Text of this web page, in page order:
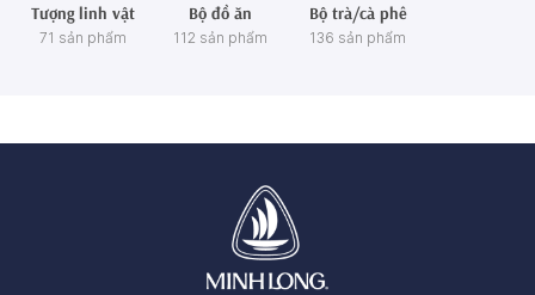
Tượng linh vật
71 sản phẩm
Bộ đồ ăn
112 sản phẩm
Bộ trà/cà phê
136 sản phẩm